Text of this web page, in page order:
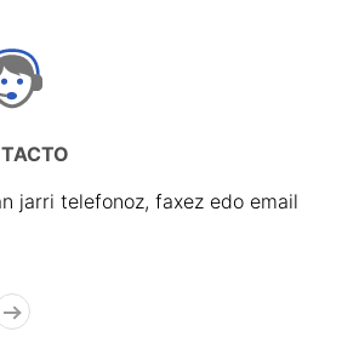
jarri telefonoz, faxez edo email